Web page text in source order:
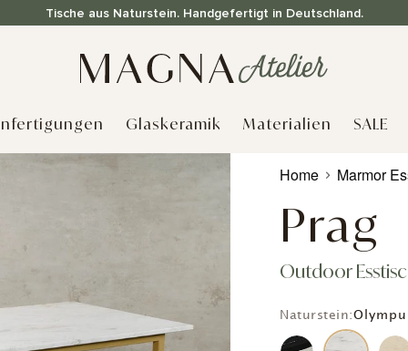
Tische aus Naturstein. Handgefertigt in Deutschland.
Glaskeramik Materialien SALE
Home Marmor
Prag
Outdoor
Naturstein:
hinzugefügt